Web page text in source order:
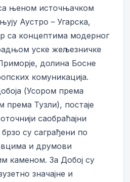
њеном источњачком
Аустро – Угарска,
са концептима модерног
уске жељезничке
долина Босне
комуникација.
(Усором према
према Тузли), постаје
саобраћајни
су саграђени по
и друмови
каменом. За Добој су
значајне и